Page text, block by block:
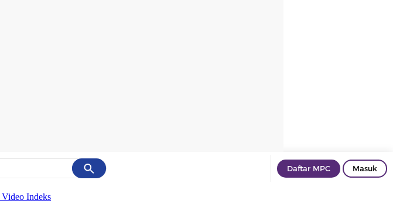
Cancel Daftar MPC Masuk
Video Indeks